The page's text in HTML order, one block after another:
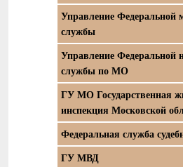
Управление Федеральной
службы
Управление Федеральной
службы по МО
ГУ МО Государственная
инспекция Московской
Федеральная служба
ГУ МВД